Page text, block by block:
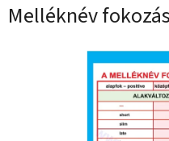
Melléknév